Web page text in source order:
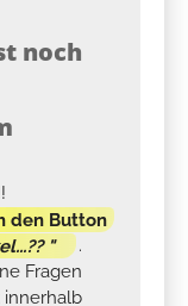
noch
den Button
"
.
Fragen